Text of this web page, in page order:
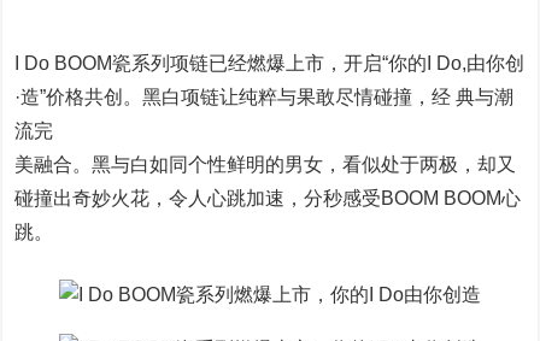
I Do BOOM瓷系列项链已经燃爆上市，开启“你的I Do,由你创
·造”价格共创。黑白项链让纯粹与果敢尽情碰撞，经 典与潮
流完
美融合。黑与白如同个性鲜明的男女，看似处于两极，却又
碰撞出奇妙火花，令人心跳加速，分秒感受BOOM BOOM心
跳。